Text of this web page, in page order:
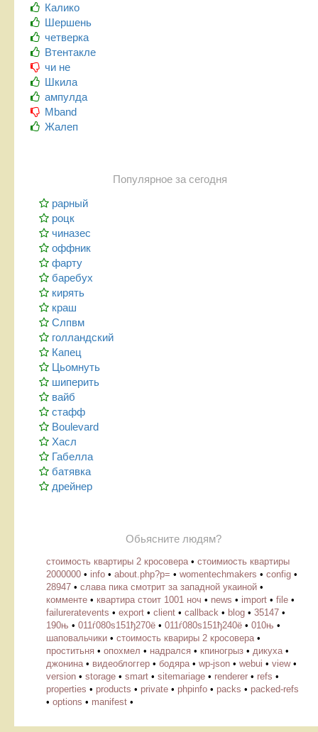
Калико
Шершень
четверка
Втентакле
чи не
Шкила
ампулда
Mband
Жалеп
Популярное за сегодня
рарный
роцк
чиназес
оффник
фарту
баребух
кирять
краш
Слпвм
голландский
Капец
Цьомнуть
шиперить
вайб
стафф
Boulevard
Хасл
Габелла
батявка
дрейнер
Обьясните людям?
стоимость квартиры 2 кросовера • стоимиость квартиры
2000000 • info • about.php?p= • womentechmakers • config •
28947 • слава пика смотрит за западной укаиной •
комменте • квартира стоит 1001 ноч • news • import • file •
failureratevents • export • client • callback • blog • 35147 •
190њ • 011ѓ080ѕ151ђ270ё • 011ѓ080ѕ151ђ240ё • 010њ •
шаповальчики • стоимость квариры 2 кросовера •
проститьня • опохмел • надрался • кпиногрыз • дикуха •
джонина • видеоблоггер • бодяра • wp-json • webui • view•
version • storage • smart • sitemariage • renderer • refs •
properties • products • private • phpinfo • packs • packed-refs
• options • manifest •